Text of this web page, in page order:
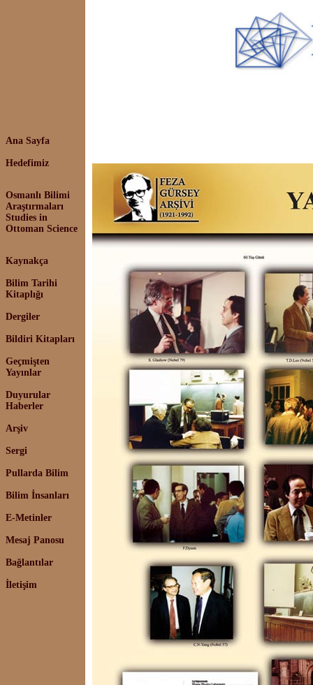
Ana Sayfa
Hedefimiz
Osmanlı Bilimi
Araştırmaları
Studies in
Ottoman Science
Kaynakça
Bilim Tarihi
Kitaplığı
Dergiler
Bildiri Kitapları
Geçmişten
Yayınlar
Duyurular
Haberler
Arşiv
Sergi
Pullarda Bilim
Bilim İnsanları
E-Metinler
Mesaj Panosu
Bağlantılar
İletişim